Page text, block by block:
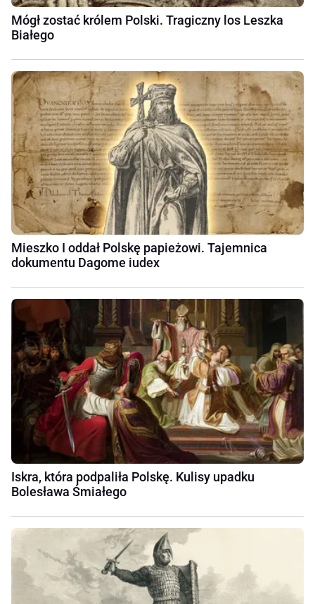
Mógł zostać królem Polski. Tragiczny los Leszka
Białego
Mieszko I oddał Polskę papieżowi. Tajemnica
dokumentu Dagome iudex
Iskra, która podpaliła Polskę. Kulisy upadku
Bolesława Śmiałego